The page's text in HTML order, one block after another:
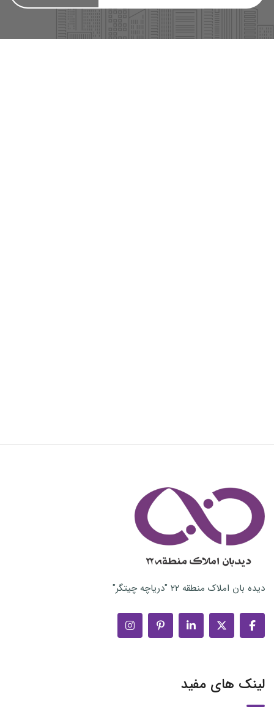
دیده بان املاک منطقه ۲۲ "دریاچه چیتگر"
لینک های مفید